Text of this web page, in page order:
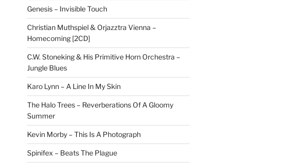
Genesis – Invisible Touch
Christian Muthspiel & Orjazztra Vienna –
Homecoming [2CD]
C.W. Stoneking & His Primitive Horn Orchestra –
Jungle Blues
Karo Lynn – A Line In My Skin
The Halo Trees – Reverberations Of A Gloomy
Summer
Kevin Morby – This Is A Photograph
Spinifex – Beats The Plague